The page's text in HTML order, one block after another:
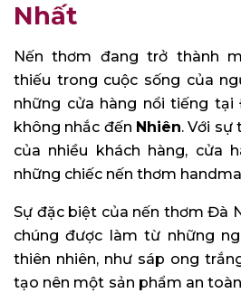
Nhất
Nến thơm đang trở thành
thiếu trong cuộc sống của
những cửa hàng nổi tiếng tại
không nhắc đến Nhiên. Với sự
của nhiều khách hàng, cửa
những chiếc nến thơm
Sự đặc biệt của nến thơm Đà
chúng được làm từ những
thiên nhiên, như sáp ong
tạo nên một sản phẩm an